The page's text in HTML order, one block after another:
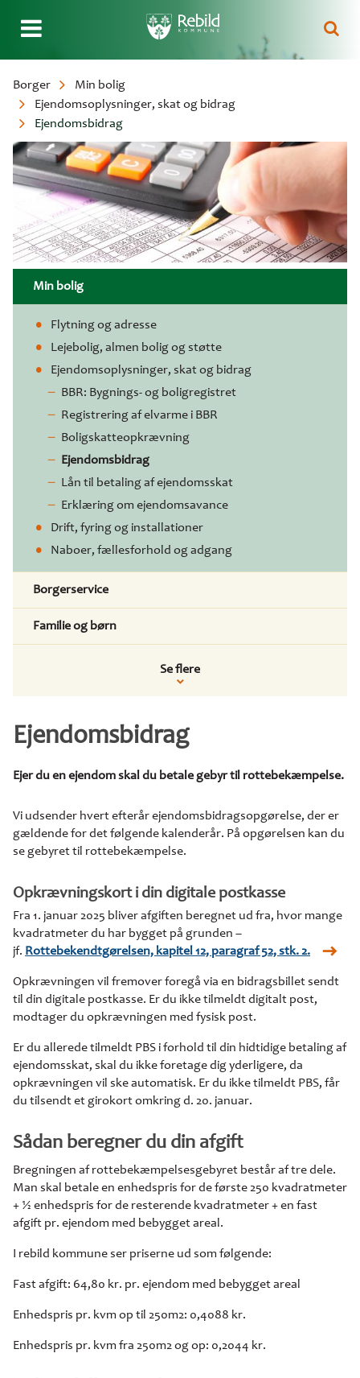
hovedindhold
Brødkrumme
Borger
Min bolig
Ejendomsoplysninger, skat og bidrag
Ejendomsbidrag
Borgerservice
Familie og børn
Min bolig
Flytning og adresse
Lejebolig, almen bolig og støtte
Ejendomsoplysninger, skat og bidrag
BBR: Bygnings- og boligregistret
Registrering af elvarme i BBR
Boligskatteopkrævning
Ejendomsbidrag
Lån til betaling af ejendomsskat
Erklæring om ejendomsavance
Drift, fyring og installationer
Naboer, fællesforhold og adgang
Se flere
Ejendomsbidrag
Ejer du en ejendom skal du betale gebyr til rottebekæmpelse.
Vi udsender hvert efterår ejendomsbidragsopgørelse, der er
gældende for det følgende kalenderår. På opgørelsen kan du
se gebyret til rottebekæmpelse.
Opkrævningskort i din digitale postkasse
Fra 1. januar 2025 bliver afgiften beregnet ud fra, hvor mange
kvadratmeter du har bygget på grunden –
jf. Rottebekendtgørelsen, kapitel 12, paragraf 52, stk. 2.
Opkrævningen vil fremover foregå via en bidragsbillet sendt
til din digitale postkasse. Er du ikke tilmeldt digitalt post,
modtager du opkrævningen med fysisk post.
Er du allerede tilmeldt PBS i forhold til din hidtidige betaling af
ejendomsskat, skal du ikke foretage dig yderligere, da
opkrævningen vil ske automatisk. Er du ikke tilmeldt PBS, får
du tilsendt et girokort omkring d. 20. januar.
Sådan beregner du din afgift
Bregningen af rottebekæmpelsesgebyret består af tre dele.
Man skal betale en enhedspris for de første 250 kvadratmeter
+ ½ enhedspris for de resterende kvadratmeter + en fast
afgift pr. ejendom med bebygget areal.
I rebild kommune ser priserne ud som følgende:
Fast afgift: 64,80 kr. pr. ejendom med bebygget areal
Enhedspris pr. kvm op til 250m2: 0,4088 kr.
Enhedspris pr. kvm fra 250m2 og op: 0,2044 kr.